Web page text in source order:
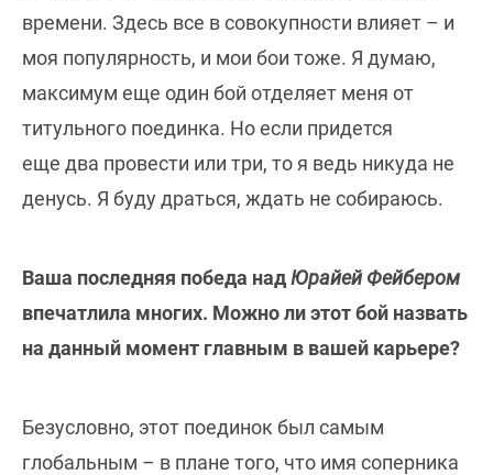
времени. Здесь все в совокупности влияет – и
моя популярность, и мои бои тоже. Я думаю,
максимум еще один бой отделяет меня от
титульного поединка. Но если придется
еще два провести или три, то я ведь никуда не
денусь. Я буду драться, ждать не собираюсь.
Ваша последняя победа надЮрайей Фейбером
впечатлила многих. Можно ли этот бой назвать
на данный момент главным в вашей карьере?
Безусловно, этот поединок был самым
глобальным – в плане того, что имя соперника